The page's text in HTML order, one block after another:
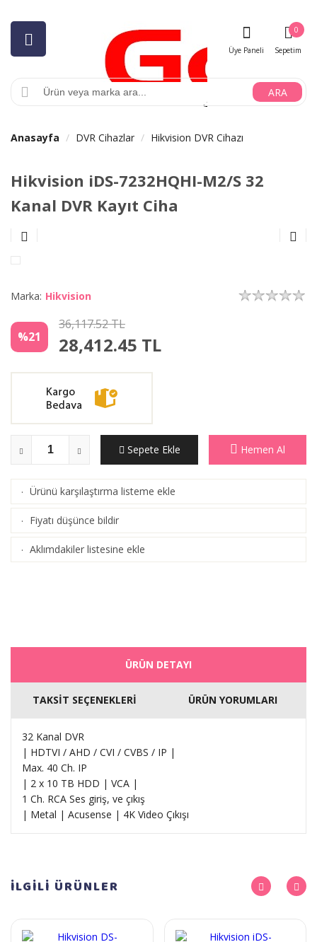
ARA
Üye Paneli Sepetim
0
Anasayfa DVR Cihazlar Hikvision DVR Cihazı
Hikvision iDS-7232HQHI-M2/S 32
Kanal DVR Kayıt Ciha
Marka: Hikvision
%21
36,117.52 TL
28,412.45 TL
Sepete Ekle Hemen Al
· Ürünü karşılaştırma listeme ekle
(Karşılaştır)
· Fiyatı düşünce bildir
· Aklımdakiler listesine ekle
ÜRÜN DETAYI
TAKSİT SEÇENEKLERİ ÜRÜN YORUMLARI
32 Kanal DVR
| HDTVI / AHD / CVI / CVBS / IP |
Max. 40 Ch. IP
| 2 x 10 TB HDD | VCA |
1 Ch. RCA Ses giriş, ve çıkış
| Metal | Acusense | 4K Video Çıkışı
İLGİLİ ÜRÜNLER